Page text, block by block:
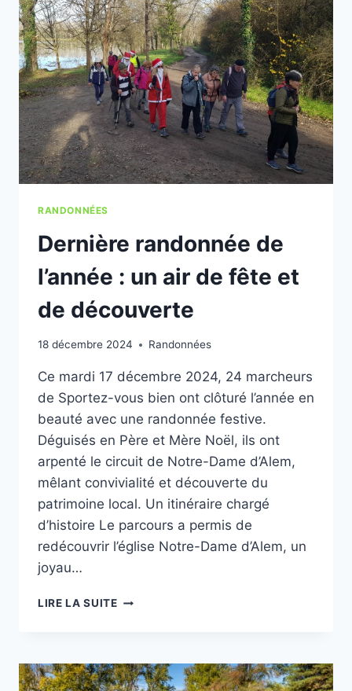
MOTHES
RANDONNÉES
Dernière randonnée de
l’année : un air de fête et
de découverte
18 décembre 2024 Randonnées
Ce mardi 17 décembre 2024, 24 marcheurs
de Sportez-vous bien ont clôturé l’année en
beauté avec une randonnée festive.
Déguisés en Père et Mère Noël, ils ont
arpenté le circuit de Notre-Dame d’Alem,
mêlant convivialité et découverte du
patrimoine local. Un itinéraire chargé
d’histoire Le parcours a permis de
redécouvrir l’église Notre-Dame d’Alem, un
joyau…
LIRE LA SUITEDERNIÈRE
:
UN